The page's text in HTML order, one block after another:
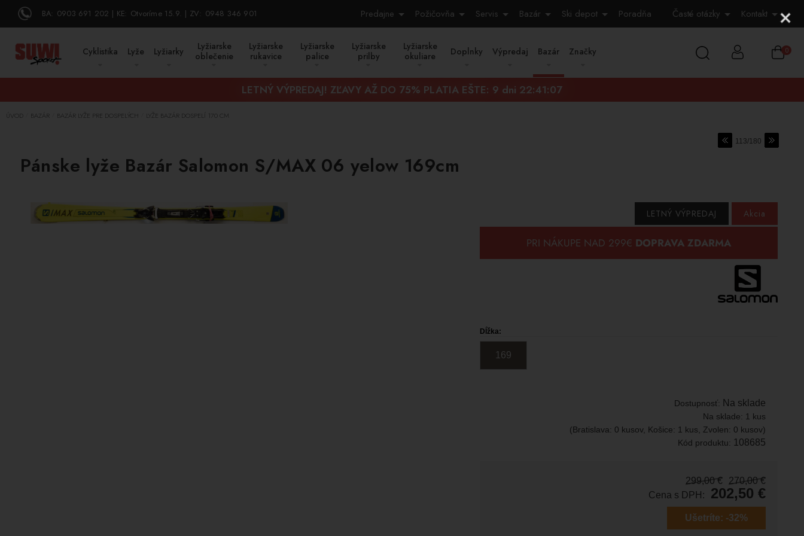
BA: 0903 691 202 KE: Otvoríme 15.9. ZV: 0948 346 901
0
Predajne Požičovňa Servis Bazár Ski depot Poradňa Časté otázky Kontakt
Cyklistika Lyže Lyžiarky
Lyžiarske
oblečenie
Lyžiarske
rukavice
Lyžiarske
palice
Lyžiarske
prilby
Lyžiarske
okuliare
Doplnky Výpredaj Bazár Značky
LETNÝ VÝPREDAJ! ZĽAVY AŽ DO 75% PLATIA EŠTE: 9 dni 22:41:06
ÚVOD BAZÁR BAZÁR LYŽE PRE DOSPELÝCH LYŽE BAZÁR DOSPELÍ 170 CM
113/180
Pánske lyže Bazár Salomon S/MAX 06 yelow 169cm
Akcia
LETNÝ VÝPREDAJ
Dĺžka:
169
Dostupnosť: Na sklade
Na sklade: 1 kus
(Bratislava: 0 kusov, Košice: 1 kus, Zvolen: 0 kusov)
Kód produktu: 108685
299,00€ 270,00€
Cena s DPH:
202,50 €
Ušetríte: -32%